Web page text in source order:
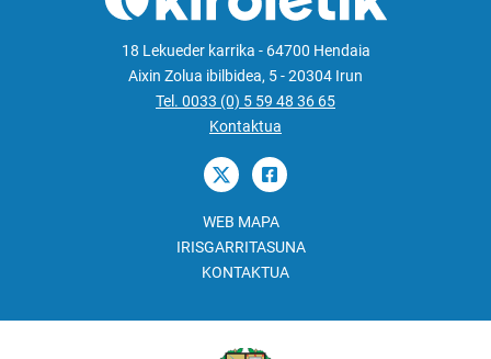
18 Lekueder karrika - 64700 Hendaia
Aixin Zolua ibilbidea, 5 - 20304 Irun
Tel. 0033 (0) 5 59 48 36 65
Kontaktua
WEB MAPA
IRISGARRITASUNA
KONTAKTUA